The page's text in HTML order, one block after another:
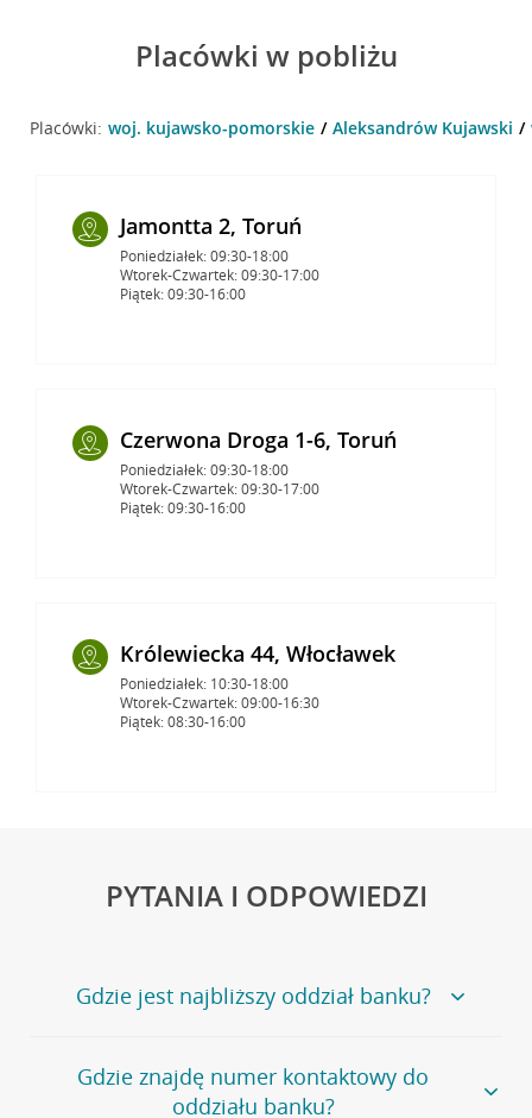
Placówki w pobliżu
Placówki: woj. kujawsko-pomorskie Aleksandrów Kujawski
Jamontta 2, Toruń
Poniedziałek: 09:30-18:00
Wtorek-Czwartek: 09:30-17:00
Piątek: 09:30-16:00
Czerwona Droga 1-6, Toruń
Poniedziałek: 09:30-18:00
Wtorek-Czwartek: 09:30-17:00
Piątek: 09:30-16:00
Królewiecka 44, Włocławek
Poniedziałek: 10:30-18:00
Wtorek-Czwartek: 09:00-16:30
Piątek: 08:30-16:00
PYTANIA I ODPOWIEDZI
Gdzie jest najbliższy oddział banku?
Jeśli szukasz oddziału naszego banku, zapraszamy na
stronęPlacówki i bankomaty, na której znajduje się
wygodna wyszukiwarka.
Gdzie znajdę numer kontaktowy do
oddziału banku?